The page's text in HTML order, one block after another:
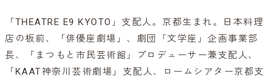
「THEATRE E9 KYOTO」支配人。京都生まれ。日本料理
店の板前、「俳優座劇場」、劇団「文学座」企画事業部
長、「まつもと市民芸術館」プロデューサー兼支配人、
「KAAT神奈川芸術劇場」支配人、ロームシアター京都支